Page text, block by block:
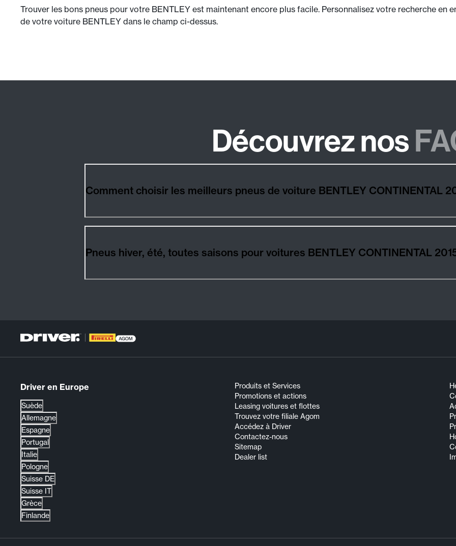
Trouver les bons pneus pour votre BENTLEY est maintenant encore plus facile. Personnalisez votre recherche en
de votre voiture BENTLEY dans le champ ci-dessus.
Découvrez nos
Comment choisir les meilleurs pneus de voiture BENTLEY CONTINENTAL
Pneus hiver, été, toutes saisons pour voitures BENTLEY CONTINENTAL
Driver en Europe
Suède
Allemagne
Espagne
Portugal
Italie
Pologne
Suisse DE
Suisse IT
Grèce
Finlande
Produits et Services
Promotions et actions
Leasing voitures et flottes
Trouvez votre filiale Agom
Accédez à Driver
Contactez-nous
Sitemap
Dealer list